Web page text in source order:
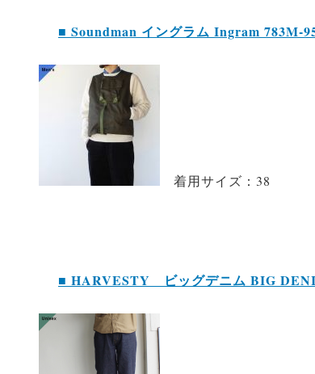
■ Soundman イングラム Ingram 783M-
着用サイズ：38
■ HARVESTY ビッグデニム BIG